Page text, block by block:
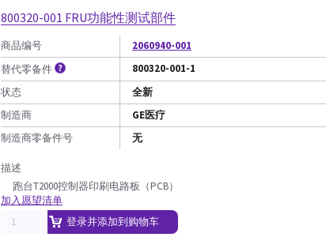
800320-001 FRU功能性测试部件
商品编号
2060940-001
替代零备件
800320-001-1
状态
全新
制造商
GE医疗
制造商零备件号
无
描述
跑台T2000控制器印刷电路板（PCB）
加入愿望清单
登录并添加到购物车